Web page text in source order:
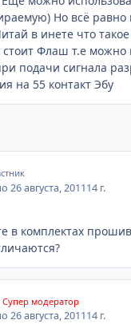
Но всё равно
в инете что
стоит Флаш т.е
подачи сигнала
на 55 контакт Эбу
26 августа, 201114 г.
в комплектах
Супер модератор
26 августа, 201114 г.